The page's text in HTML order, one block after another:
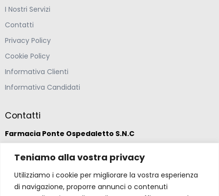
Teniamo alla vostra privacy
Utilizziamo i cookie per migliorare la vostra esperienza
di navigazione, proporre annunci o contenuti
I Nostri Servizi
Contatti
Privacy Policy
Cookie Policy
Informativa Clienti
Informativa Candidati
Contatti
Farmacia Ponte Ospedaletto S.N.C
Via della Solidarietà 2,
47020 Longiano, Forlì-Cesena
(39) 0547 57265